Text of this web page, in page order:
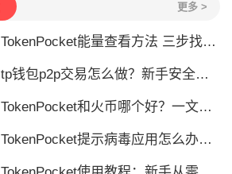
更多 >
TokenPocket能量查看方法 三步找到TRX能量余额
tp钱包p2p交易怎么做？新手安全指南
TokenPocket和火币哪个好？一文帮你理清选择
TokenPocket提示病毒应用怎么办？原因全解析